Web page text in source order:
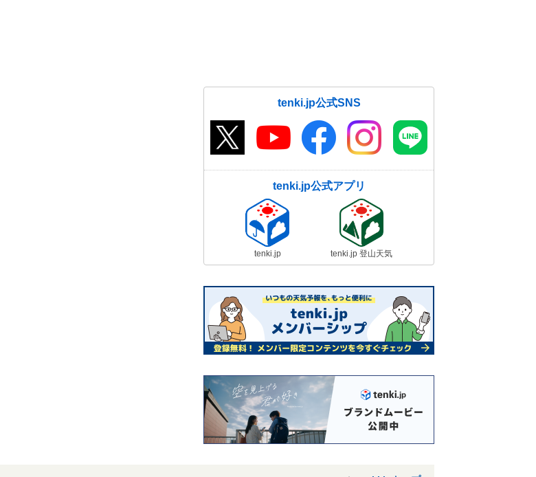
tenki.jp公式SNS
tenki.jp公式アプリ
tenki.jp tenki.jp 登山天気